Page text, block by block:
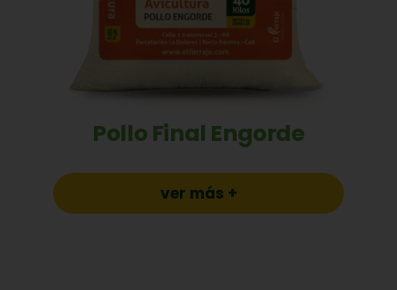
Pollo Final Engorde
ver más +